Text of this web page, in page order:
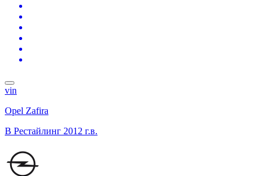
vin
Opel Zafira
B Рестайлинг 2012 г.в.